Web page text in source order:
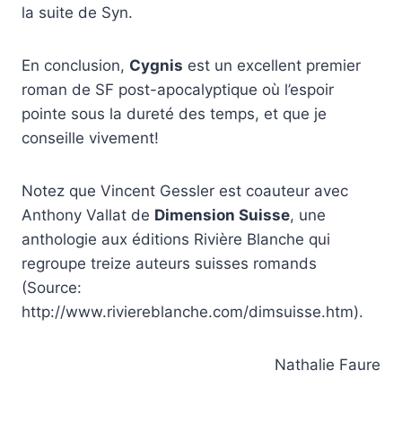
la suite de Syn.
En conclusion, Cygnis est un excellent premier
roman de SF post-apocalyptique où l’espoir
pointe sous la dureté des temps, et que je
conseille vivement!
Notez que Vincent Gessler est coauteur avec
Anthony Vallat de Dimension Suisse, une
anthologie aux éditions Rivière Blanche qui
regroupe treize auteurs suisses romands
(Source:
http://www.riviereblanche.com/dimsuisse.htm).
Nathalie Faure